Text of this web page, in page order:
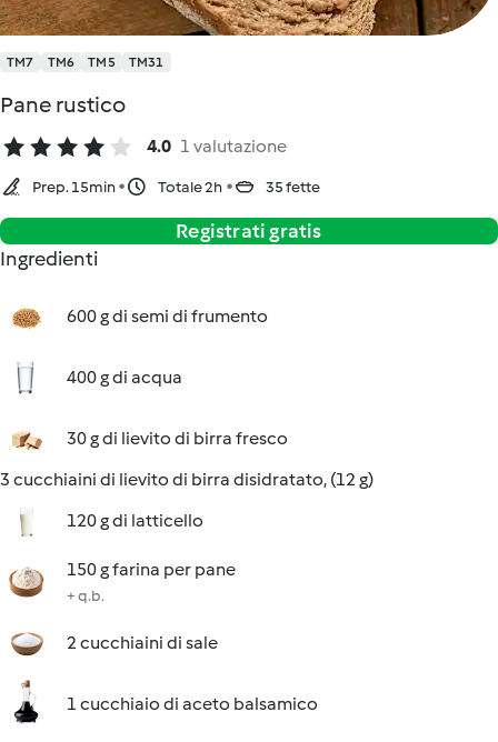
TM7 TM6 TM5 TM31
Pane rustico
4.0 1 valutazione
Prep. 15min Totale 2h 35 fette
Registrati gratis
Ingredienti
600 g di semi di frumento
400 g di acqua
30 g di lievito di birra fresco
3 cucchiaini di lievito di birra disidratato, (12 g)
120 g di latticello
150 g farina per pane
+ q.b.
2 cucchiaini di sale
1 cucchiaio di aceto balsamico